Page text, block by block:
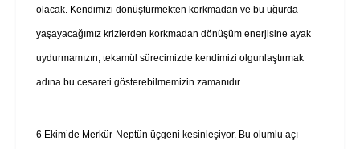
olacak. Kendimizi dönüştürmekten korkmadan ve bu uğurda
yaşayacağımız krizlerden korkmadan dönüşüm enerjisine ayak
uydurmamızın, tekamül sürecimizde kendimizi olgunlaştırmak
adına bu cesareti gösterebilmemizin zamanıdır.
6 Ekim’de Merkür-Neptün üçgeni kesinleşiyor. Bu olumlu açı